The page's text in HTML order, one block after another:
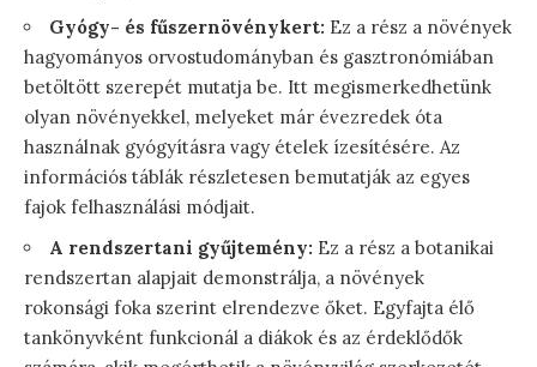
Gyógy- és fűszernövénykert: Ez a rész a növények
hagyományos orvostudományban és gasztronómiában
betöltött szerepét mutatja be. Itt megismerkedhetünk
olyan növényekkel, melyeket már évezredek óta
használnak gyógyításra vagy ételek ízesítésére. Az
információs táblák részletesen bemutatják az egyes
fajok felhasználási módjait.
A rendszertani gyűjtemény: Ez a rész a botanikai
rendszertan alapjait demonstrálja, a növények
rokonsági foka szerint elrendezve őket. Egyfajta élő
tankönyvként funkcionál a diákok és az érdeklődők